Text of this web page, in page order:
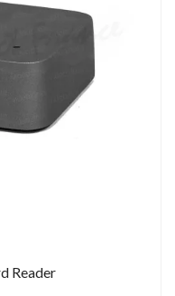
Reader